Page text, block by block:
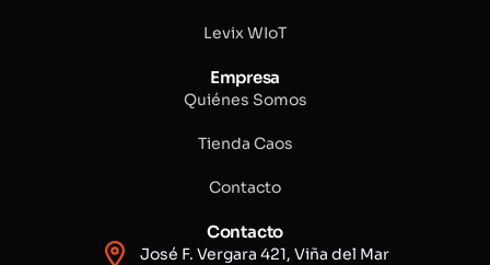
Levix WIoT
Empresa
Quiénes Somos
Tienda Caos
Contacto
Contacto
José F. Vergara 421, Viña del Mar